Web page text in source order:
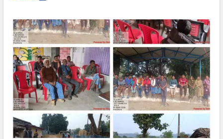
राइडिंग,
स्पीड
बोटिंग,
कायकिंग
व
क्रिकेट
के
साथ
इको-
टूरिज़्म
का
अनूठा
उत्सव